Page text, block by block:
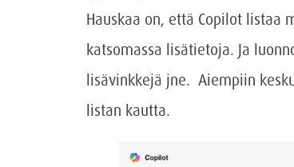
Hauskaa on, että Copilot listaa
katsomassa lisätietoja. Ja
lisävinkkejä jne. Aiempiin
listan kautta.